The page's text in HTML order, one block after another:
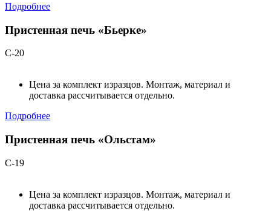
Подробнее
Пристенная печь «Бьерке»
С-20
Цена за комплект изразцов. Монтаж, материал и
доставка рассчитывается отдельно.
Подробнее
Пристенная печь «Ольстам»
С-19
Цена за комплект изразцов. Монтаж, материал и
доставка рассчитывается отдельно.